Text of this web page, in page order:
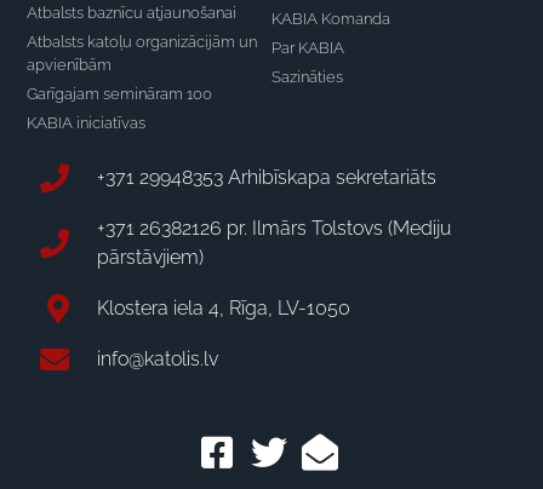
Atbalsts baznīcu atjaunošanai
Atbalsts katoļu organizācijām un
apvienībām
Garīgajam semināram 100
KABIA iniciatīvas
KABIA Komanda
Par KABIA
Sazināties
+371 29948353 Arhibīskapa sekretariāts
+371 26382126 pr. Ilmārs Tolstovs (Mediju
pārstāvjiem)
Klostera iela 4, Rīga, LV-1050
info@katolis.lv